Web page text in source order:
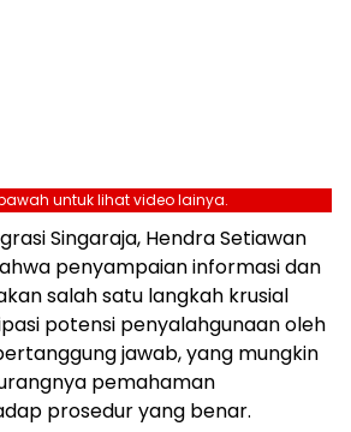
untuk lihat video lainya.
Singaraja, Hendra Setiawan
penyampaian informasi dan
salah satu langkah krusial
potensi penyalahgunaan oleh
jawab, yang mungkin
pemahaman
prosedur yang benar.